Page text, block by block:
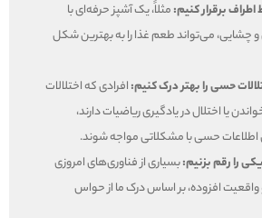
اطراف برقرار کنیم:مثلاً، یک آشپز حرفه‌ای با
و چشایی، می‌تواند طعم غذا را به بهترین شکل
حسی را بهتر درک کنیم:افرادی که اختلالات
یا اختلال در یادگیری ریاضیات دارند،
حسی با مشکلاتی مواجه شوند.
را رقم بزنیم:بسیاری از فناوری‌های امروزی
افزوده، بر اساس درک ما از حواس